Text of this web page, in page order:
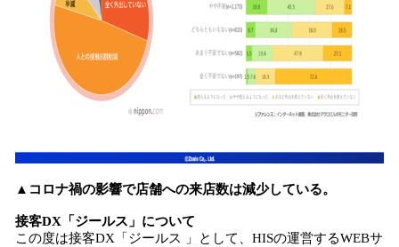
▲コロナ禍の影響で店舗への来店数は減少している。
接客DX「ジールス」について
この度は接客DX「ジールス 」として、HISの運営するWEBサ